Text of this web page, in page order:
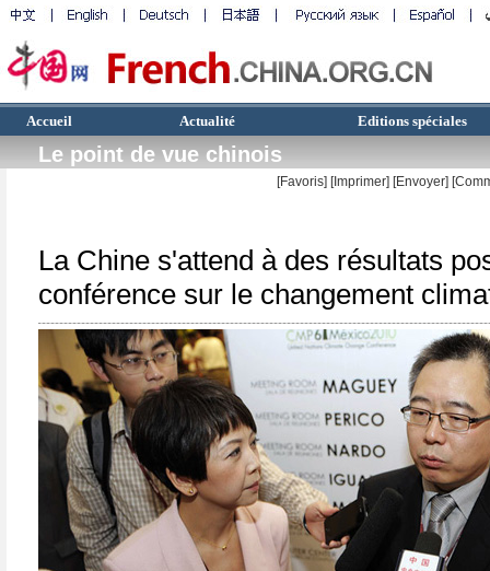
Accueil Actualité Editions spéciales
Le point de vue chinois
[Favoris] [Imprimer] [Envoyer]
La Chine s'attend à des résultats
conférence sur le changement